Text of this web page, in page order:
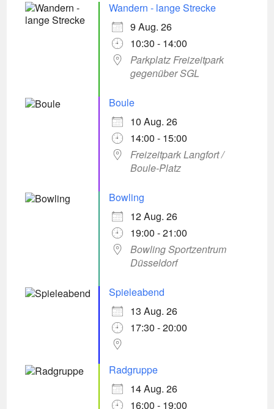
Wandern - lange Strecke
9 Aug. 26
10:30 - 14:00
Parkplatz Freizeitpark
gegenüber SGL
Boule
10 Aug. 26
14:00 - 15:00
Freizeitpark Langfort /
Boule-Platz
Bowling
12 Aug. 26
19:00 - 21:00
Bowling Sportzentrum
Düsseldorf
Spieleabend
13 Aug. 26
17:30 - 20:00
Radgruppe
14 Aug. 26
16:00 - 19:00